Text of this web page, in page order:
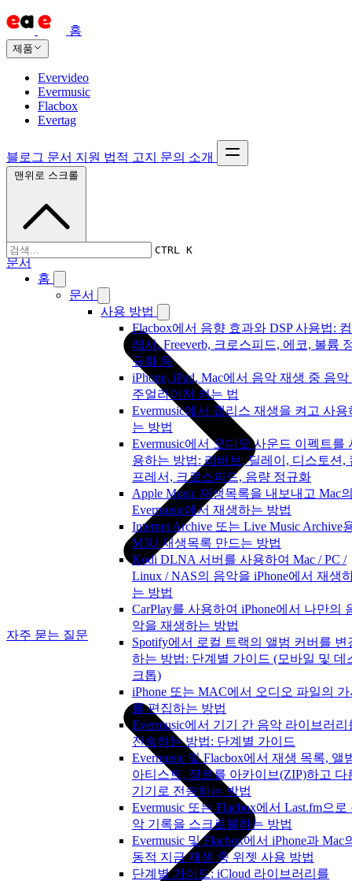
홈
제품
Evervideo
Evermusic
Flacbox
Evertag
블로그 문서 지원 법적 고지 문의 소개
CTRL K
홈
문서
사용 방법
Flacbox에서 음향 효과와 DSP 사용법:
레서, Freeverb, 크로스피드, 에코, 볼륨
규화 등
iPhone, iPad, Mac에서 음악 재생 중 음악
주얼라이저 켜는 법
Evermusic에서 갭리스 재생을 켜고 사용
는 방법
Evermusic에서 오디오 사운드 이펙트를
용하는 방법: 리버브, 딜레이, 디스토션,
프레서, 크로스피드, 음량 정규화
Apple Music 재생목록을 내보내고 Mac
Evermusic에서 재생하는 방법
Internet Archive 또는 Live Music Archive
M3U 재생목록 만드는 방법
Kodi DLNA 서버를 사용하여 Mac / PC /
Linux / NAS의 음악을 iPhone에서 재생
는 방법
CarPlay를 사용하여 iPhone에서 나만의
악을 재생하는 방법
Spotify에서 로컬 트랙의 앨범 커버를 변
하는 방법: 단계별 가이드 (모바일 및 데
크톱)
iPhone 또는 MAC에서 오디오 파일의
를 편집하는 방법
Evermusic에서 기기 간 음악 라이브러리
전송하는 방법: 단계별 가이드
Evermusic 및 Flacbox에서 재생 목록, 앨
아티스트, 장르를 아카이브(ZIP)하고 다
기기로 전송하는 방법
Evermusic 또는 Flacbox에서 Last.fm으로
악 기록을 스크로블하는 방법
Evermusic 및 Flacbox에서 iPhone과 Mac
동적 지금 재생 중 위젯 사용 방법
단계별 가이드: iCloud 라이브러리를
맨위로 스크롤
문서
자주 묻는 질문